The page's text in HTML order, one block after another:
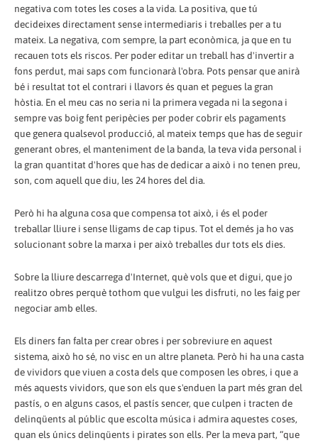
negativa com totes les coses a la vida. La positiva, que tú
decideixes directament sense intermediaris i treballes per a tu
mateix. La negativa, com sempre, la part econòmica, ja que en tu
recauen tots els riscos. Per poder editar un treball has d'invertir a
fons perdut, mai saps com funcionarà l'obra. Pots pensar que anirà
bé i resultat tot el contrari i llavors és quan et pegues la gran
hòstia. En el meu cas no seria ni la primera vegada ni la segona i
sempre vas boig fent peripècies per poder cobrir els pagaments
que genera qualsevol producció, al mateix temps que has de seguir
generant obres, el manteniment de la banda, la teva vida personal i
la gran quantitat d'hores que has de dedicar a això i no tenen preu,
son, com aquell que diu, les 24 hores del dia.
Però hi ha alguna cosa que compensa tot això, i és el poder
treballar lliure i sense lligams de cap tipus. Tot el demés ja ho vas
solucionant sobre la marxa i per això treballes dur tots els dies.
Sobre la lliure descarrega d'Internet, què vols que et digui, que jo
realitzo obres perquè tothom que vulgui les disfruti, no les faig per
negociar amb elles.
Els diners fan falta per crear obres i per sobreviure en aquest
sistema, això ho sé, no visc en un altre planeta. Però hi ha una casta
de vividors que viuen a costa dels que composen les obres, i que a
més aquests vividors, que son els que s'enduen la part més gran del
pastís, o en alguns casos, el pastís sencer, que culpen i tracten de
delinqüents al públic que escolta música i admira aquestes coses,
quan els únics delinqüents i pirates son ells. Per la meva part, “que